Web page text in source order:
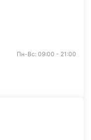
Пн-Вс: 09:00 - 21:00